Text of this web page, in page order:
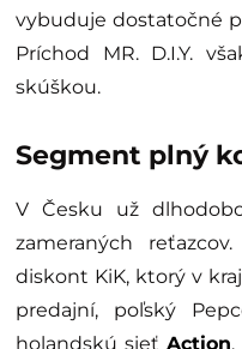
vybuduje dostatočné
Príchod MR. D.I.Y.
skúškou.
Segment plný
V Česku už
zameraných
diskont KiK, ktorý v
predajní, poľský
holandskú sieť Action